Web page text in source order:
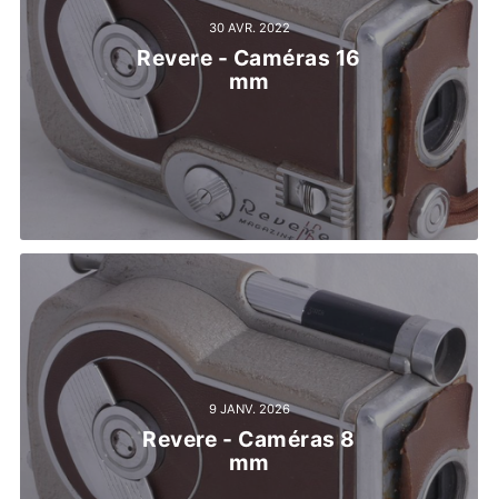
30 AVR. 2022
Revere - Caméras 16
mm
9 JANV. 2026
Revere - Caméras 8
mm